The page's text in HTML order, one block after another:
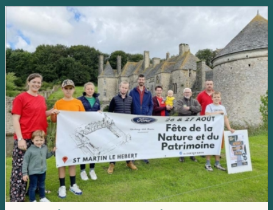
La trompe de
chasse